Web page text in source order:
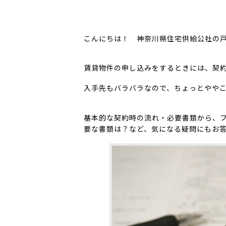
こんにちは！ 神奈川県住宅供給公社の
賃貸物件の申し込みをするときには、契
入手先もバラバラなので、ちょっとやや
基本的な契約時の流れ・必要書類から、
要な書類は？など、気になる疑問にもお